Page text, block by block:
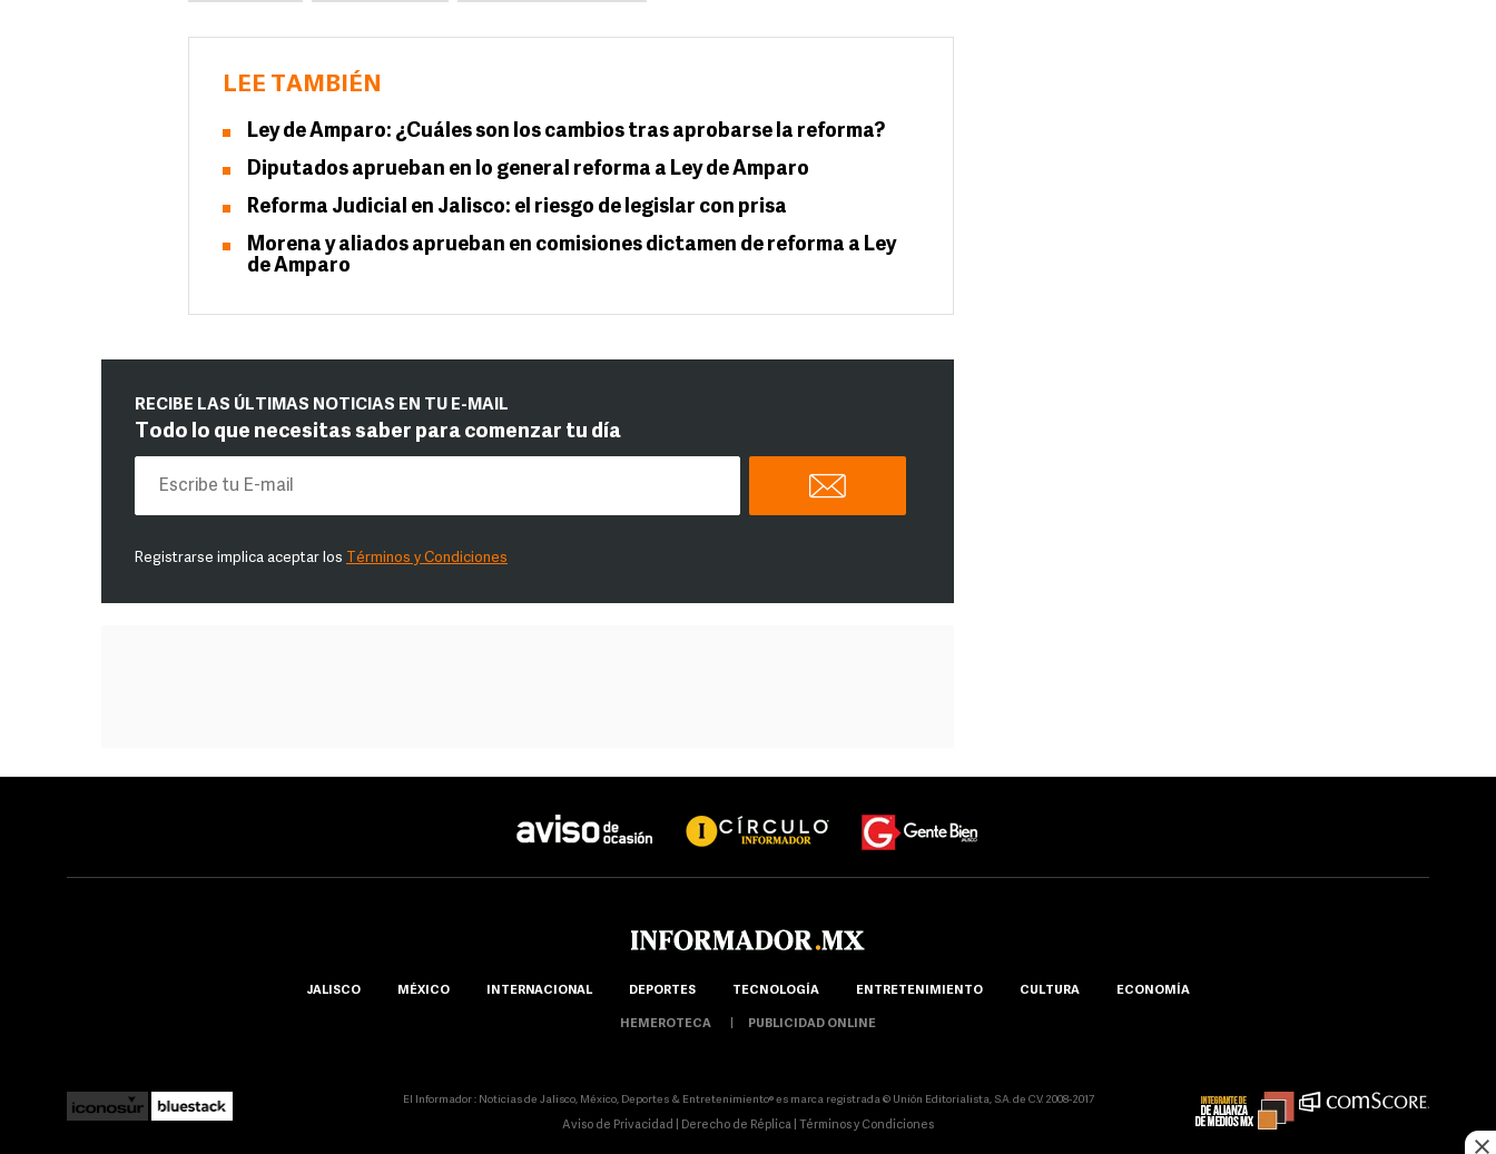
LEE TAMBIÉN
Ley de Amparo: ¿Cuáles son los cambios tras aprobarse la reforma?
Diputados aprueban en lo general reforma a Ley de Amparo
Reforma Judicial en Jalisco: el riesgo de legislar con prisa
Morena y aliados aprueban en comisiones dictamen de reforma a Ley
de Amparo
RECIBE LAS ÚLTIMAS NOTICIAS EN TU E-MAIL
Todo lo que necesitas saber para comenzar tu día
Registrarse implica aceptar los Términos y Condiciones
JALISCO MÉXICO INTERNACIONAL DEPORTES TECNOLOGÍA ENTRETENIMIENTO CULTURA ECONOMÍA
HEMEROTECA PUBLICIDAD ONLINE
El Informador :: Noticias de Jalisco, México, Deportes & Entretenimiento® es marca registrada © Unión Editorialista, S.A. de C.V. 2008-2017
Aviso de Privacidad Derecho de Réplica Términos y Condiciones